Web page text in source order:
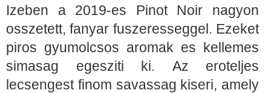
Izeben a 2019-es Pinot Noir nagyon
osszetett, fanyar fuszeresseggel. Ezeket
piros gyumolcsos aromak es kellemes
simasag egesziti ki. Az eroteljes
lecsengest finom savassag kiseri, amely